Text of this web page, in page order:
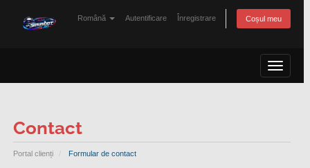
Română Autentificare Înregistrare Coșul meu
Contact
Portal clienți Formular de contact